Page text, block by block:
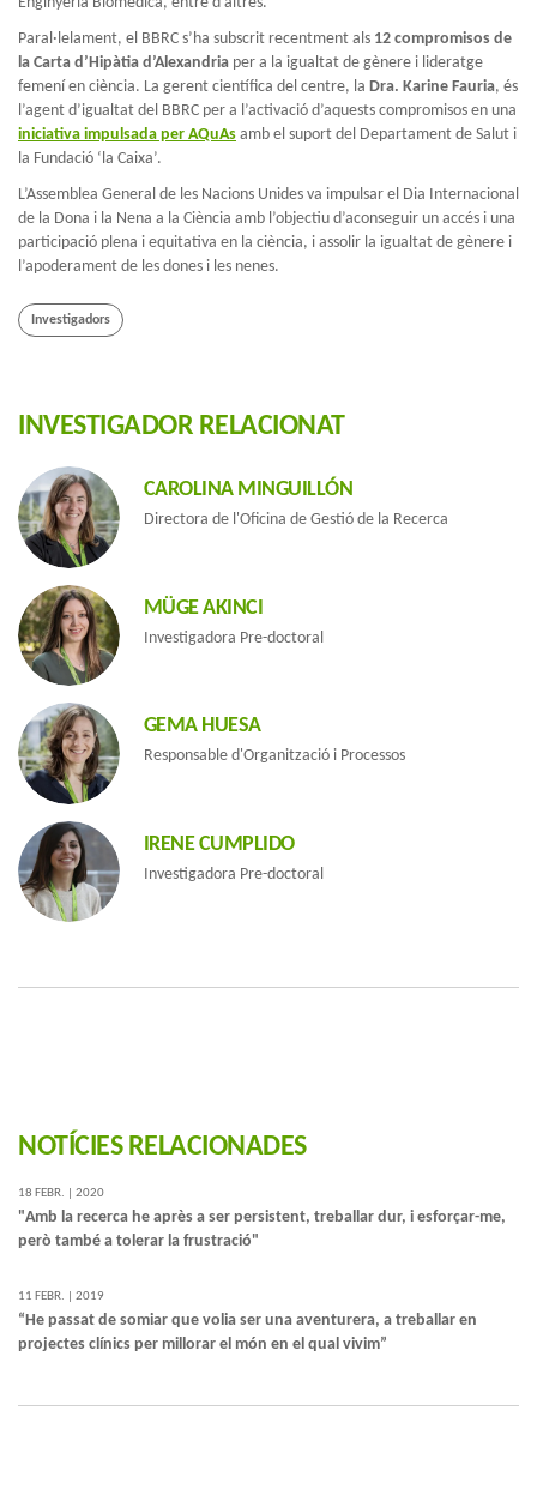
Paral·lelament, el BBRC s’ha subscrit recentment als 12 compromisos de
la Carta d’Hipàtia d’Alexandria per a la igualtat de gènere i lideratge
femení en ciència. La gerent científica del centre, la Dra. Karine Fauria, és
l’agent d’igualtat del BBRC per a l’activació d’aquests compromisos en una
iniciativa impulsada per AQuAs amb el suport del Departament de Salut i
la Fundació ‘la Caixa’.
L’Assemblea General de les Nacions Unides va impulsar el Dia Internacional
de la Dona i la Nena a la Ciència amb l’objectiu d’aconseguir un accés i una
participació plena i equitativa en la ciència, i assolir la igualtat de gènere i
l’apoderament de les dones i les nenes.
Investigadors
INVESTIGADOR RELACIONAT
CAROLINA MINGUILLÓN
Directora de l'Oficina de Gestió de la Recerca
MÜGE AKINCI
Investigadora Pre-doctoral
GEMA HUESA
Responsable d'Organització i Processos
IRENE CUMPLIDO
Investigadora Pre-doctoral
NOTÍCIES RELACIONADES
18 FEBR. | 2020
"Amb la recerca he après a ser persistent, treballar dur, i esforçar-me,
però també a tolerar la frustració"
11 FEBR. | 2019
“He passat de somiar que volia ser una aventurera, a treballar en
projectes clínics per millorar el món en el qual vivim”